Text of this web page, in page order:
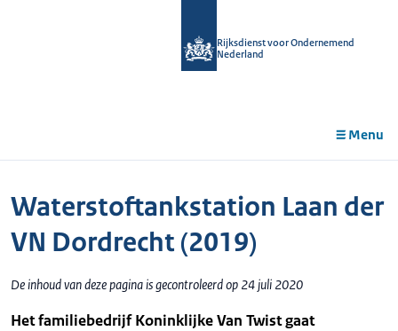
Rijksdienst voor Ondernemend
Nederland
Menu
Waterstoftankstation Laan der
VN Dordrecht (2019)
De inhoud van deze pagina is gecontroleerd op 24 juli 2020
Het familiebedrijf Koninklijke Van Twist gaat